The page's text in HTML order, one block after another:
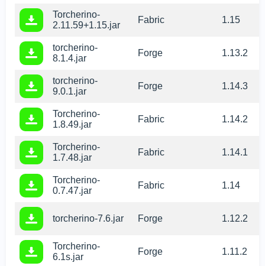
Torcherino-
2.11.59+1.15.jar
Fabric 1.15
torcherino-
8.1.4.jar
Forge 1.13.2
torcherino-
9.0.1.jar
Forge 1.14.3
Torcherino-
1.8.49.jar
Fabric 1.14.2
Torcherino-
1.7.48.jar
Fabric 1.14.1
Torcherino-
0.7.47.jar
Fabric 1.14
torcherino-7.6.jar Forge 1.12.2
Torcherino-
6.1s.jar
Forge 1.11.2